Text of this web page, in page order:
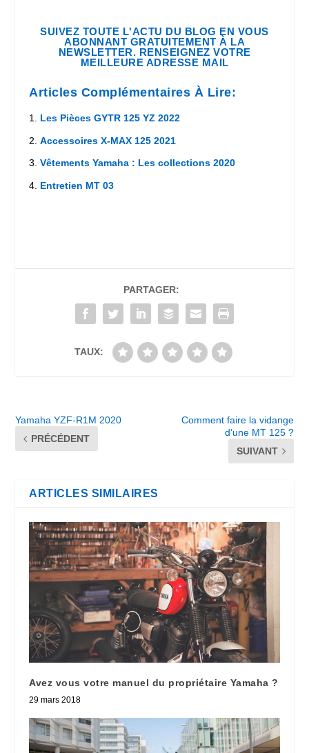
SUIVEZ TOUTE L'ACTU DU BLOG EN VOUS
ABONNANT GRATUITEMENT À LA
NEWSLETTER. RENSEIGNEZ VOTRE
MEILLEURE ADRESSE MAIL
Articles Complémentaires À Lire:
Les Pièces GYTR 125 YZ 2022
Accessoires X-MAX 125 2021
Vêtements Yamaha : Les collections 2020
Entretien MT 03
PARTAGER:
TAUX:
Yamaha YZF-R1M 2020
PRÉCÉDENT
Comment faire la vidange
d’une MT 125 ?
SUIVANT
ARTICLES SIMILAIRES
Avez vous votre manuel du propriétaire Yamaha ?
29 mars 2018